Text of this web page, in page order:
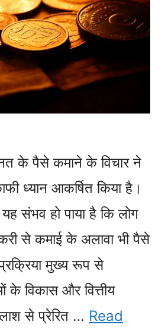
के पैसे कमाने के विचार ने
ध्यान आकर्षित किया है।
संभव हो पाया है कि लोग
से कमाई के अलावा भी पैसे
मुख्य रूप से
के विकास और वित्तीय
से प्रेरित … Read